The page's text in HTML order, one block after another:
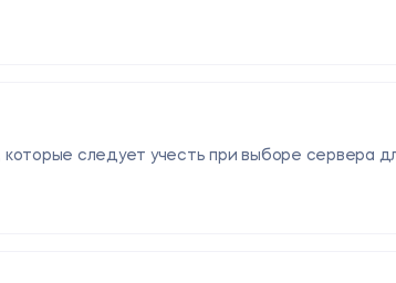
следует учесть при выборе сервера